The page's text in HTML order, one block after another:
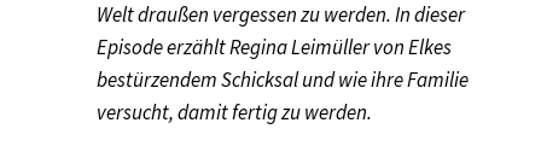
Welt draußen vergessen zu werden. In dieser
Episode erzählt Regina Leimüller von Elkes
bestürzendem Schicksal und wie ihre Familie
versucht, damit fertig zu werden.